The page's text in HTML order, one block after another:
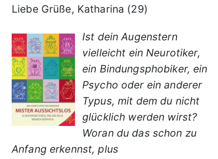
Liebe Grüße, Katharina (29)
Ist dein Augenstern
vielleicht ein Neurotiker,
ein Bindungsphobiker, ein
Psycho oder ein anderer
Typus, mit dem du nicht
glücklich werden wirst?
Woran du das schon zu
Anfang erkennst, plus